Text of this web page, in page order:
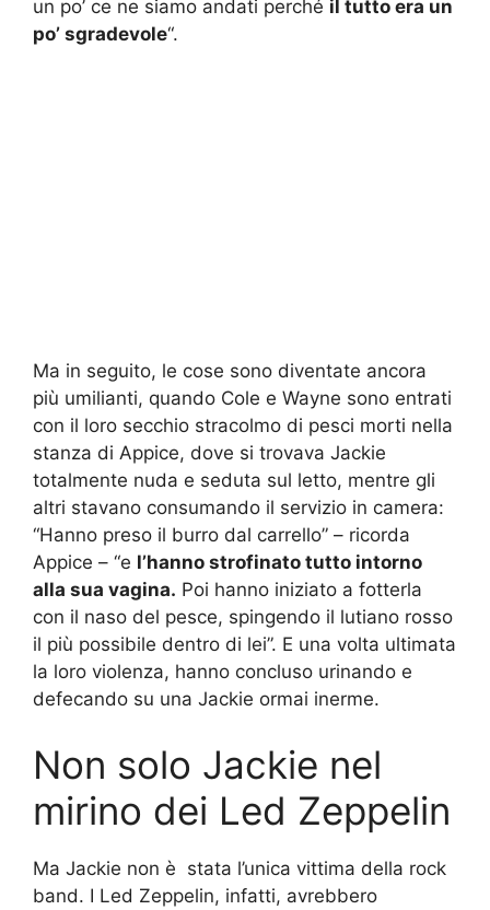
un po’ ce ne siamo andati perché il tutto era un
po’ sgradevole“.
Ma in seguito, le cose sono diventate ancora
più umilianti, quando Cole e Wayne sono entrati
con il loro secchio stracolmo di pesci morti nella
stanza di Appice, dove si trovava Jackie
totalmente nuda e seduta sul letto, mentre gli
altri stavano consumando il servizio in camera:
“Hanno preso il burro dal carrello” – ricorda
Appice – “e l’hanno strofinato tutto intorno
alla sua vagina. Poi hanno iniziato a fotterla
con il naso del pesce, spingendo il lutiano rosso
il più possibile dentro di lei”. E una volta ultimata
la loro violenza, hanno concluso urinando e
defecando su una Jackie ormai inerme.
Non solo Jackie nel
mirino dei Led Zeppelin
Ma Jackie non è stata l’unica vittima della rock
band. I Led Zeppelin, infatti, avrebbero